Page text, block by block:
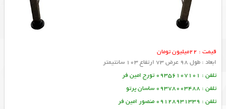
قیمت : 22میلیون تومان
ابعاد : طول 98 عرض 73 ارتفاع 103 سانتیمتر
تلفن : 09356107101 تورج امین فر
تلفن : 09378003488 ساسان پرتو
تلفن : 09128931339 منصور امین فر